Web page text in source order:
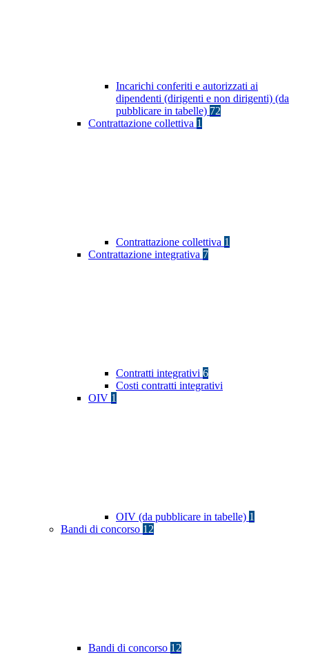
Incarichi conferiti e autorizzati ai
dipendenti (dirigenti e non dirigenti) (da
pubblicare in tabelle) 72
Contrattazione collettiva 1
Contrattazione collettiva 1
Contrattazione integrativa 7
Contratti integrativi 6
Costi contratti integrativi
OIV 1
OIV (da pubblicare in tabelle) 1
Bandi di concorso 12
Bandi di concorso 12